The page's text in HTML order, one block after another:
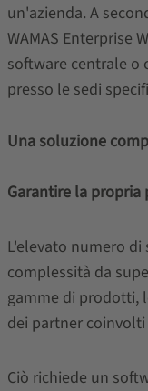
un'azienda. A
WAMAS Enterprise
software centrale o
presso le sedi
Una soluzione
Garantire la propria
L'elevato numero
complessità da
gamme di prodotti,
dei partner
Ciò richiede un